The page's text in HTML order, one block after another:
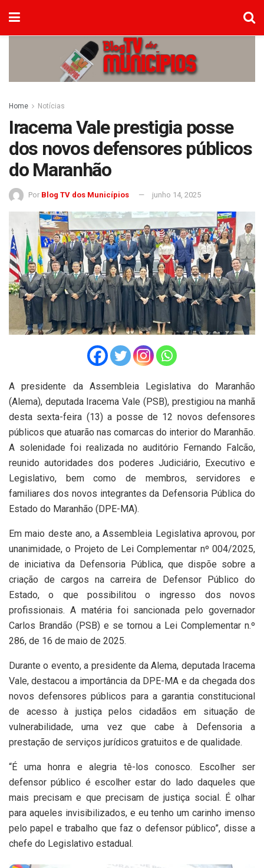
Home Notícias
Iracema Vale prestigia posse
dos novos defensores públicos
do Maranhão
Por Blog TV dos Municípios junho 14, 2025
A presidente da Assembleia Legislativa do Maranhão
(Alema), deputada Iracema Vale (PSB), prestigiou na manhã
desta sexta-feira (13) a posse de 12 novos defensores
públicos que atuarão nas comarcas do interior do Maranhão.
A solenidade foi realizada no auditório Fernando Falcão,
reunido autoridades dos poderes Judiciário, Executivo e
Legislativo, bem como de membros, servidores e
familiares dos novos integrantes da Defensoria Pública do
Estado do Maranhão (DPE-MA).
Em maio deste ano, a Assembleia Legislativa aprovou, por
unanimidade, o Projeto de Lei Complementar nº 004/2025,
de iniciativa da Defensoria Pública, que dispõe sobre a
criação de cargos na carreira de Defensor Público do
Estado, o que possibilitou o ingresso dos novos
profissionais. A matéria foi sancionada pelo governador
Carlos Brandão (PSB) e se tornou a Lei Complementar n.º
286, de 16 de maio de 2025.
Durante o evento, a presidente da Alema, deputada Iracema
Vale, destacou a importância da DPE-MA e da chegada dos
novos defensores públicos para a garantia constitucional
de acesso à justiça pelos cidadãos em situação de
vulnerabilidade, uma vez que cabe à Defensoria a
prestação de serviços jurídicos gratuitos e de qualidade.
“É uma honra e alegria tê-los conosco. Escolher ser
defensor público é escolher estar do lado daqueles que
mais precisam e que precisam de justiça social. É olhar
para aqueles invisibilizados, e eu tenho um carinho imenso
pelo papel e trabalho que faz o defensor público”, disse a
chefe do Legislativo estadual.